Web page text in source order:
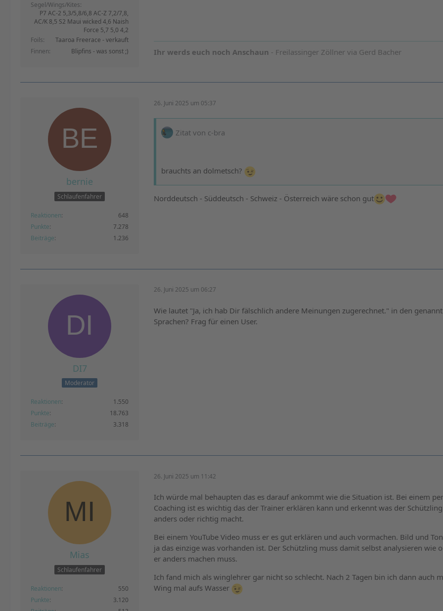
Segel/Wings/Kites
P7 AC-2 5,3/5,8/6,8 AC-Z 7,2/7,8,
AC/K 8,5 S2 Maui wicked 4,6 Naish
Force 5,7 5,0 4,2
Foils
Taaroa Freerace - verkauft
Finnen
Blipfins - was sonst ;) Ihr werds euch noch Anschaun - Freilassinger Zöllner via Gerd Bacher
bernie
Schlaufenfahrer
Reaktionen
648
Punkte
7.278
Beiträge
1.236
26. Juni 2025 um 05:37
Zitat von c-bra
brauchts an dolmetsch?
Norddeutsch - Süddeutsch - Schweiz - Österreich wäre schon gut
DI7
Moderator
Reaktionen
1.550
Punkte
18.763
Beiträge
3.318
26. Juni 2025 um 06:27
Wie lautet "Ja, ich hab Dir fälschlich andere Meinungen zugerechnet." in den
Sprachen? Frag für einen User.
Mias
Schlaufenfahrer
Reaktionen
550
Punkte
3.120
26. Juni 2025 um 11:42
Ich würde mal behaupten das es darauf ankommt wie die Situation ist. Bei einem
Coaching ist es wichtig das der Trainer erklären kann und erkennt was der
anders oder richtig macht.
Bei einem YouTube Video muss er es gut erklären und auch vormachen. Bild und
ja das einzige was vorhanden ist. Der Schützling muss damit selbst analysieren wie
er anders machen muss.
Ich fand mich als winglehrer gar nicht so schlecht. Nach 2 Tagen bin ich dann auch
Wing mal aufs Wasser